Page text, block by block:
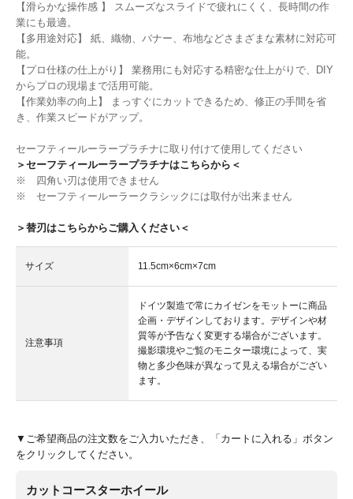
【滑らかな操作感 】 スムーズなスライドで疲れにくく、長時間の作
業にも最適。
【多用途対応】 紙、織物、バナー、布地などさまざまな素材に対応可
能。
【プロ仕様の仕上がり】 業務用にも対応する精密な仕上がりで、DIY
からプロの現場まで活用可能。
【作業効率の向上】 まっすぐにカットできるため、修正の手間を省
き、作業スピードがアップ。
セーフティールーラープラチナに取り付けて使用してください
＞セーフティールーラープラチナはこちらから＜
※ 四角い刃は使用できません
※ セーフティールーラークラシックには取付が出来ません
＞替刃はこちらからご購入ください＜
サイズ 11.5cm×6cm×7cm
注意事項
ドイツ製造で常にカイゼンをモットーに商品
企画・デザインしております。デザインや材
質等が予告なく変更する場合がございます。
撮影環境やご覧のモニター環境によって、実
物と多少色味が異なって見える場合がござい
ます。
▼ご希望商品の注文数をご入力いただき、「カートに入れる」ボタン
をクリックしてください。
カットコースターホイール